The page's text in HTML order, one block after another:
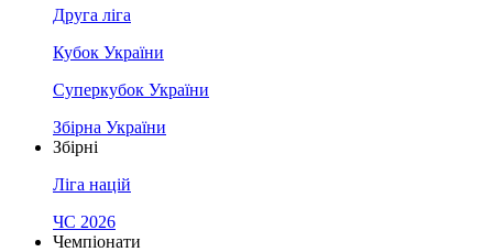
Друга ліга
Кубок України
Суперкубок України
Збірна України
Збірні
Ліга націй
ЧС 2026
Чемпіонати